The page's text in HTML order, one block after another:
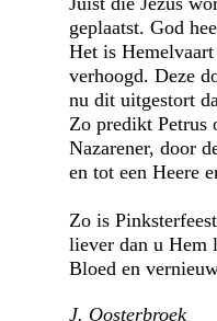
geplaatst. God
Het is Hemelvaart
verhoogd. Deze
nu dit uitgestort
Zo predikt Petrus
Nazarener, door
en tot een Heere
Zo is
liever dan u Hem
Bloed en
J. Oosterbroek